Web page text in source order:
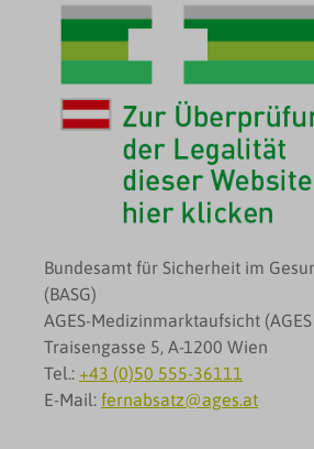
Bundesamt für Sicherheit im
(BASG)
AGES-Medizinmarktaufsicht (AGES
Traisengasse 5, A-1200 Wien
Tel.: +43 (0)50 555-36111
E-Mail: fernabsatz@ages.at